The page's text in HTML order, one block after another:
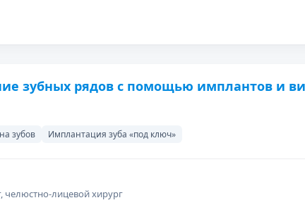
зубных рядов с помощью имплантов и
зубов Имплантация зуба «под ключ»
челюстно-лицевой хирург